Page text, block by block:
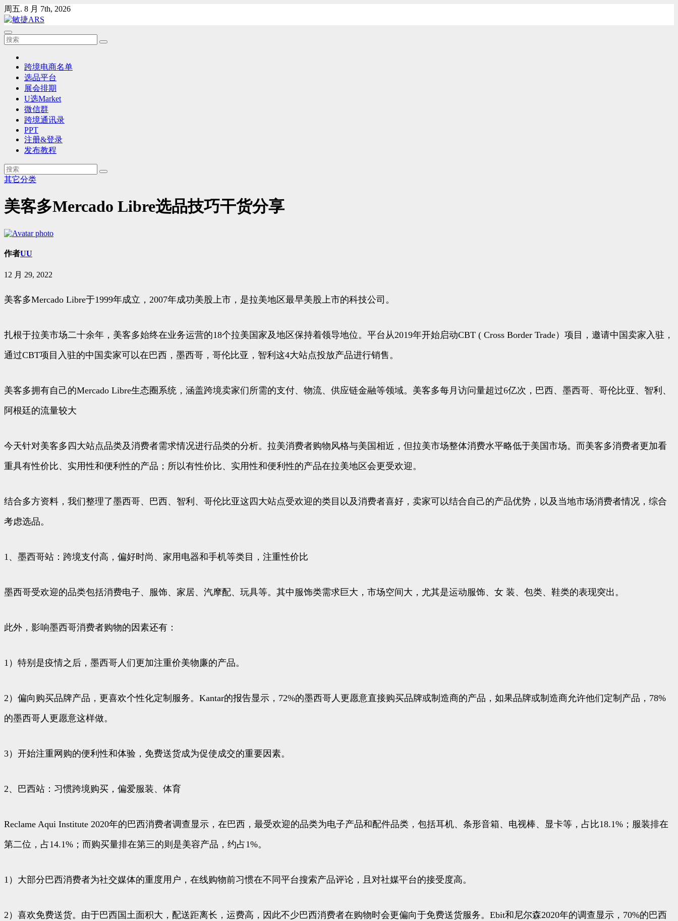
Skip
to
content
周五. 8 月 7th, 2026
跨境电商名单
选品平台
展会排期
U选Market
微信群
跨境通讯录
PPT
注册&登录
发布教程
其它分类
美客多Mercado Libre选品技巧干货分享
作者UU
12 月 29, 2022
美客多Mercado Libre于1999年成立，2007年成功美股上市，是拉美地区最早美股上市的科技公司。
扎根于拉美市场二十余年，美客多始终在业务运营的18个拉美国家及地区保持着领导地位。平台从2019年开始启动CBT ( Cross Border Trade）项目，邀请中国卖家入驻，
通过CBT项目入驻的中国卖家可以在巴西，墨西哥，哥伦比亚，智利这4大站点投放产品进行销售。
美客多拥有自己的Mercado Libre生态圈系统，涵盖跨境卖家们所需的支付、物流、供应链金融等领域。美客多每月访问量超过6亿次，巴西、墨西哥、哥伦比亚、智利、
阿根廷的流量较大
今天针对美客多四大站点品类及消费者需求情况进行品类的分析。拉美消费者购物风格与美国相近，但拉美市场整体消费水平略低于美国市场。而美客多消费者更加看
重具有性价比、实用性和便利性的产品；所以有性价比、实用性和便利性的产品在拉美地区会更受欢迎。
结合多方资料，我们整理了墨西哥、巴西、智利、哥伦比亚这四大站点受欢迎的类目以及消费者喜好，卖家可以结合自己的产品优势，以及当地市场消费者情况，综合
考虑选品。
1、墨西哥站：跨境支付高，偏好时尚、家用电器和手机等类目，注重性价比
墨西哥受欢迎的品类包括消费电子、服饰、家居、汽摩配、玩具等。其中服饰类需求巨大，市场空间大，尤其是运动服饰、女 装、包类、鞋类的表现突出。
此外，影响墨西哥消费者购物的因素还有：
1）特别是疫情之后，墨西哥人们更加注重价美物廉的产品。
2）偏向购买品牌产品，更喜欢个性化定制服务。Kantar的报告显示，72%的墨西哥人更愿意直接购买品牌或制造商的产品，如果品牌或制造商允许他们定制产品，78%
的墨西哥人更愿意这样做。
3）开始注重网购的便利性和体验，免费送货成为促使成交的重要因素。
2、巴西站：习惯跨境购买，偏爱服装、体育
Reclame Aqui Institute 2020年的巴西消费者调查显示，在巴西，最受欢迎的品类为电子产品和配件品类，包括耳机、条形音箱、电视棒、显卡等，占比18.1%；服装排在
第二位，占14.1%；而购买量排在第三的则是美容产品，约占1%。
1）大部分巴西消费者为社交媒体的重度用户，在线购物前习惯在不同平台搜索产品评论，且对社媒平台的接受度高。
2）喜欢免费送货。由于巴西国土面积大，配送距离长，运费高，因此不少巴西消费者在购物时会更偏向于免费送货服务。Ebit和尼尔森2020年的调查显示，70%的巴西